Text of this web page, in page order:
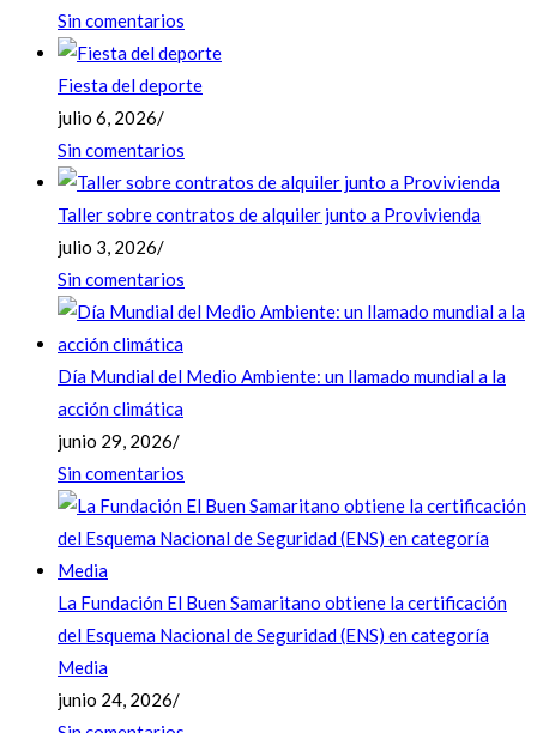
Sin comentarios
Fiesta del deporte
julio 6, 2026/
Sin comentarios
Taller sobre contratos de alquiler junto a Provivienda
julio 3, 2026/
Sin comentarios
Día Mundial del Medio Ambiente: un llamado mundial a la
acción climática
junio 29, 2026/
Sin comentarios
La Fundación El Buen Samaritano obtiene la certificación
del Esquema Nacional de Seguridad (ENS) en categoría
Media
junio 24, 2026/